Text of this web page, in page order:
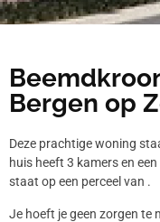
Bergen op
Deze prachtige woning
huis heeft 3 kamers en
staat op een perceel van .
Je hoeft je geen zorgen te